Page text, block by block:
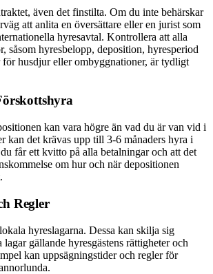
även det finstilta. Om du inte behärskar
att anlita en översättare eller en jurist som
hyresavtal. Kontrollera att alla
såsom hyresbelopp, deposition, hyresperiod
för husdjur eller ombyggnationer, är tydligt
kan vara högre än vad du är van vid i
kan det krävas upp till 3-6 månaders hyra i
får ett kvitto på alla betalningar och att det
om hur och när depositionen
Regler
hyreslagarna. Dessa kan skilja sig
gällande hyresgästens rättigheter och
kan uppsägningstider och regler för